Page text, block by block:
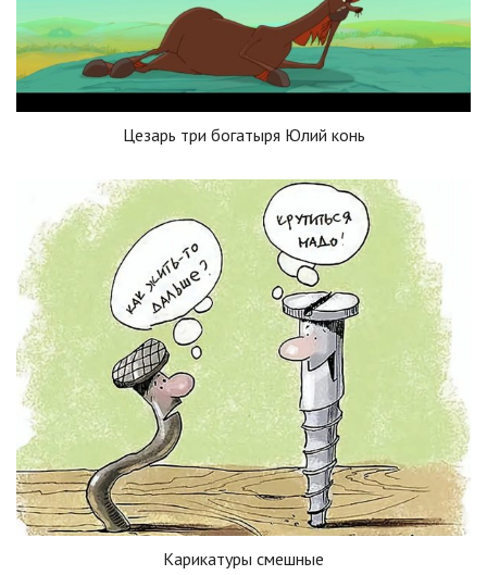
Цезарь три богатыря Юлий конь
Карикатуры смешные